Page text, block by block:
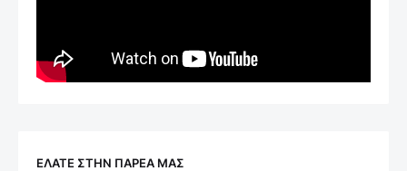
ΕΛΑΤΕ ΣΤΗΝ ΠΑΡΕΑ ΜΑΣ